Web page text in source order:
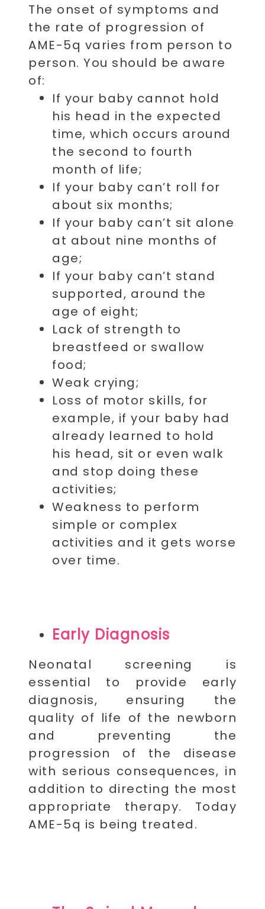
The onset of symptoms and
the rate of progression of
AME-5q varies from person to
person. You should be aware
of:
If your baby cannot hold
his head in the expected
time, which occurs around
the second to fourth
month of life;
If your baby can’t roll for
about six months;
If your baby can’t sit alone
at about nine months of
age;
If your baby can’t stand
supported, around the
age of eight;
Lack of strength to
breastfeed or swallow
food;
Weak crying;
Loss of motor skills, for
example, if your baby had
already learned to hold
his head, sit or even walk
and stop doing these
activities;
Weakness to perform
simple or complex
activities and it gets worse
over time.
Early Diagnosis
Neonatal screening is
essential to provide early
diagnosis, ensuring the
quality of life of the newborn
and preventing the
progression of the disease
with serious consequences, in
addition to directing the most
appropriate therapy. Today
AME-5q is being treated.